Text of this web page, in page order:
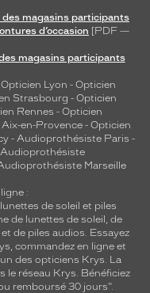
des magasins participants
d’occasion [PDF —
magasins participants
Opticien Lyon - Opticien
Strasbourg - Opticien
Rennes - Opticien
en-Provence - Opticien
- Audioprothésiste Paris -
Audioprothésiste
Marseille
:
lunettes de soleil et piles
de lunettes de soleil, de
, et de piles audios. Essayez
commandez en ligne et
des opticiens Krys. La
le réseau Krys. Bénéficiez
remboursé 30 jours".